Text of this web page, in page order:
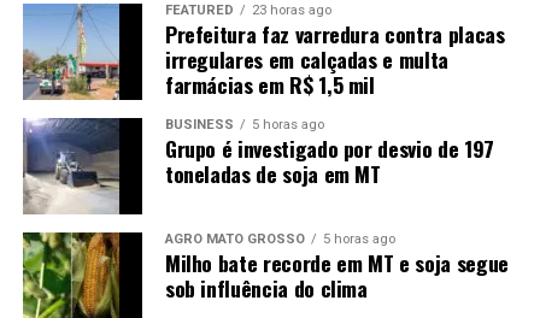
Fonte:Informativo CEEMA UNIJUÍ, do prof. Dr.
1–Professor Titular do PPGDR da UNIJUÍ, doutor em
Economia Internacional pela EHESS de Paris-França,
coordenador, pesquisador e analista de mercado da
CEEMA (FIDENE/UNIJUÍ).
FEATURED 23 horas ago
Prefeitura faz varredura contra placas
irregulares em calçadas e multa
farmácias em R$ 1,5 mil
BUSINESS 5 horas ago
Grupo é investigado por desvio de 197
toneladas de soja em MT
AGRO MATO GROSSO 5 horas ago
Milho bate recorde em MT e soja segue
sob influência do clima